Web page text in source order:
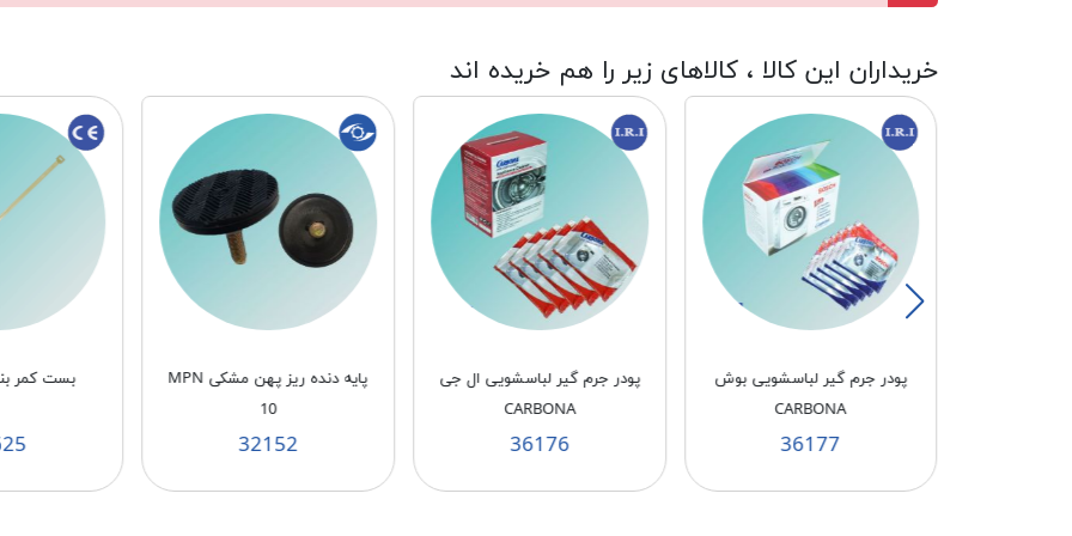
خریداران این کالا ، کالاهای زیر را هم خریده اند
پودر جرم گیر لباسشویی بوش
CARBONA
36177
پودر جرم گیر لباسشویی ال جی
CARBONA
36176
پایه دنده ریز پهن مشکی MPN
10
32152
بست کمر بندی